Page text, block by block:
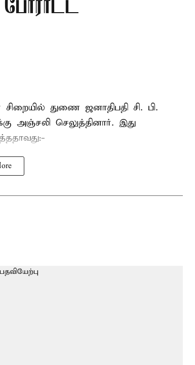
போராட்ட
சிறையில் துணை ஜனாதிபதி சி. பி.
அஞ்சலி செலுத்தினார். இது